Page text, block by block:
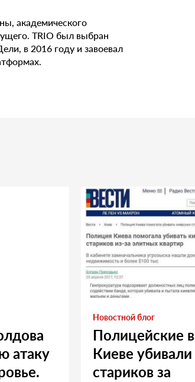
академического
TRIO был выбран
в 2016 году и завоевал
атаку
Новостной блог
Полицейские в
Киеве убивали
стариков за